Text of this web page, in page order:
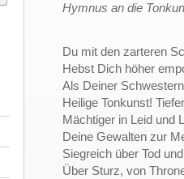
Hymnus an die
Du mit den zarteren
Hebst Dich höher
Als Deiner
Heilige Tonkunst!
Mächtiger in Leid und
Deine Gewalten zur
Siegreich über Tod
Über Sturz, von